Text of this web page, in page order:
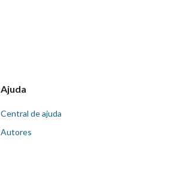
Ajuda
Central de ajuda
Autores